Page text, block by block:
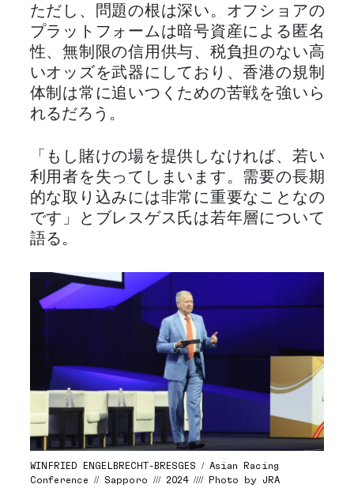
ただし、問題の根は深い。オフショアの
プラットフォームは暗号資産による匿名
性、無制限の信用供与、税負担のない高
いオッズを武器にしており、香港の規制
体制は常に追いつくための苦戦を強いら
れるだろう。
「もし賭けの場を提供しなければ、若い
利用者を失ってしまいます。需要の長期
的な取り込みには非常に重要なことなの
です」とブレスゲス氏は若年層について
語る。
WINFRIED ENGELBRECHT-BRESGES / Asian Racing
Conference // Sapporo /// 2024 //// Photo by JRA